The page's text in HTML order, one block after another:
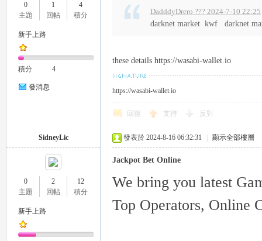
0
主題
1
回帖
4
積分
新手上路
積分 4
發消息
DadddyDrero ??? 2024-7-10 22:25
darknet market kwf darknet
these details https://wasabi-wallet.io
https://wasabi-wallet.io
回復 支持 反對
SidneyLic
0
主題
2
回帖
12
積分
新手上路
發表於 2024-8-16 06:32:31 顯示全部樓層
Jackpot Bet Online
We bring you latest
Top Operators, Online